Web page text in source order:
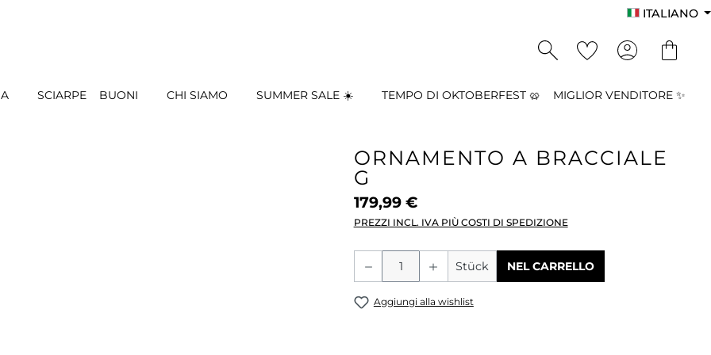
ITALIANO
SCIARPE BUONI CHI SIAMO SUMMER SALE ☀️ TEMPO DI OKTOBERFEST 🥨 MIGLIOR VENDITORE ✨
ORNAMENTO A BRACCIALE
G
179,99 €
PREZZI INCL. IVA PIÙ COSTI DI SPEDIZIONE
Quantità del prodotto: inserisci la
Stück NEL CARRELLO
Aggiungi alla wishlist